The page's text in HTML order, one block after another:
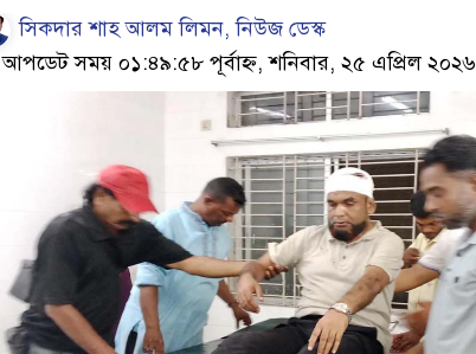
সিকদার শাহ আলম লিমন, নিউজ ডেস্ক
আপডেট সময় ০১:৪৯:৫৮ পূর্বাহ্ন, শনিবার, ২৫ এপ্রিল ২০২৬